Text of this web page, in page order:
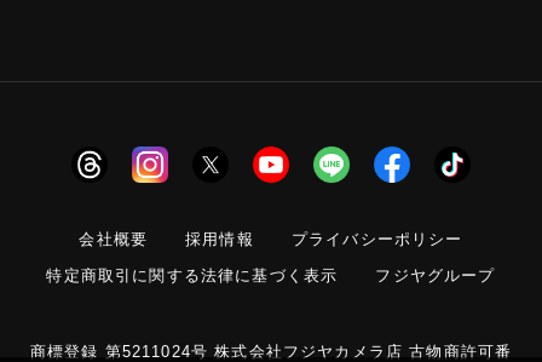
会社概要 採用情報
プライバシーポリシー
特定商取引に関する法律に基づく表示
フジヤグループ
商標登録 第5211024号 株式会社フジヤカメラ店 古物商許可番